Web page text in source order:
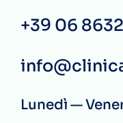
+39 06
Lunedì —